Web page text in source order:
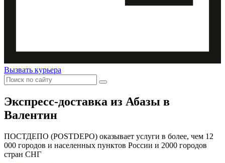
Вызвать курьера
Экспресс-доставка из Абазы в
Валентин
ПОСТДЕПО (POSTDEPO) оказывает услуги в более, чем 12
000 городов и населенных пунктов России и 2000 городов
стран СНГ